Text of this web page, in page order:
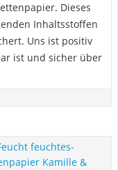
Dieses
Inhaltsstoffen
Uns ist positiv
ist und sicher über
feuchtes-
Kamille &